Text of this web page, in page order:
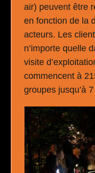
air) peuvent être
en fonction de la
acteurs. Les
n’importe quelle
visite
commencent à
groupes jusqu’à